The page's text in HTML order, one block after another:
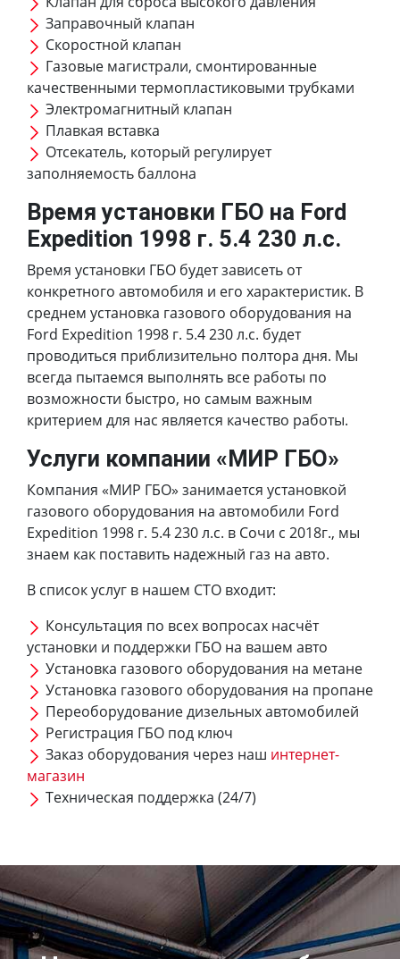
Заправочный клапан
Скоростной клапан
Газовые магистрали, смонтированные
качественными термопластиковыми трубками
Электромагнитный клапан
Плавкая вставка
Отсекатель, который регулирует
заполняемость баллона
Время установки ГБО на Ford
Expedition 1998 г. 5.4 230 л.с.
Время установки ГБО будет зависеть от
конкретного автомобиля и его характеристик. В
среднем установка газового оборудования на
Ford Expedition 1998 г. 5.4 230 л.с. будет
проводиться приблизительно полтора дня. Мы
всегда пытаемся выполнять все работы по
возможности быстро, но самым важным
критерием для нас является качество работы.
Услуги компании «МИР ГБО»
Компания «МИР ГБО» занимается установкой
газового оборудования на автомобили Ford
Expedition 1998 г. 5.4 230 л.с. в Сочи с 2018г., мы
знаем как поставить надежный газ на авто.
В список услуг в нашем СТО входит:
Консультация по всех вопросах насчёт
установки и поддержки ГБО на вашем авто
Установка газового оборудования на метане
Установка газового оборудования на пропане
Переоборудование дизельных автомобилей
Регистрация ГБО под ключ
Заказ оборудования через наш интернет-
магазин
Техническая поддержка (24/7)